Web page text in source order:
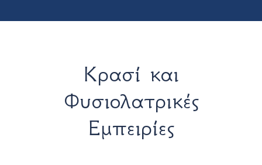
Κρασί και
Φυσιολατρικές
Εμπειρίες